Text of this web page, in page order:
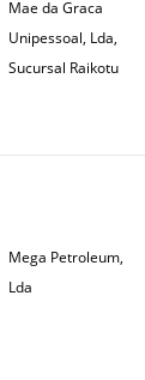
Mae da Graca
Unipessoal, Lda,
Sucursal Raikotu
Mega Petroleum,
Lda